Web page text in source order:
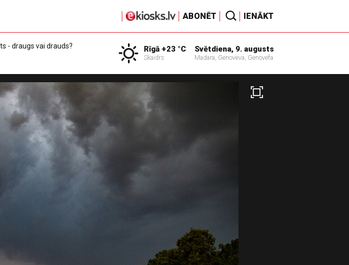
ABONĒT IENĀKT
- draugs vai drauds?
Rīgā +23 °C
Skaidrs
Svētdiena, 9. augusts
Madara, Genoveva, Genovefa